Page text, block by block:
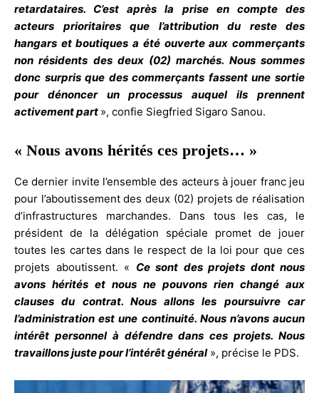
retardataires. C’est après la prise en compte des
acteurs prioritaires que l’attribution du reste des
hangars et boutiques a été ouverte aux commerçants
non résidents des deux (02) marchés. Nous sommes
donc surpris que des commerçants fassent une sortie
pour dénoncer un processus auquel ils prennent
activement part », confie Siegfried Sigaro Sanou.
« Nous avons hérités ces projets… »
Ce dernier invite l’ensemble des acteurs à jouer franc jeu
pour l’aboutissement des deux (02) projets de réalisation
d’infrastructures marchandes. Dans tous les cas, le
président de la délégation spéciale promet de jouer
toutes les cartes dans le respect de la loi pour que ces
projets aboutissent. « Ce sont des projets dont nous
avons hérités et nous ne pouvons rien changé aux
clauses du contrat. Nous allons les poursuivre car
l’administration est une continuité. Nous n’avons aucun
intérêt personnel à défendre dans ces projets. Nous
travaillons juste pour l’intérêt général», précise le PDS.